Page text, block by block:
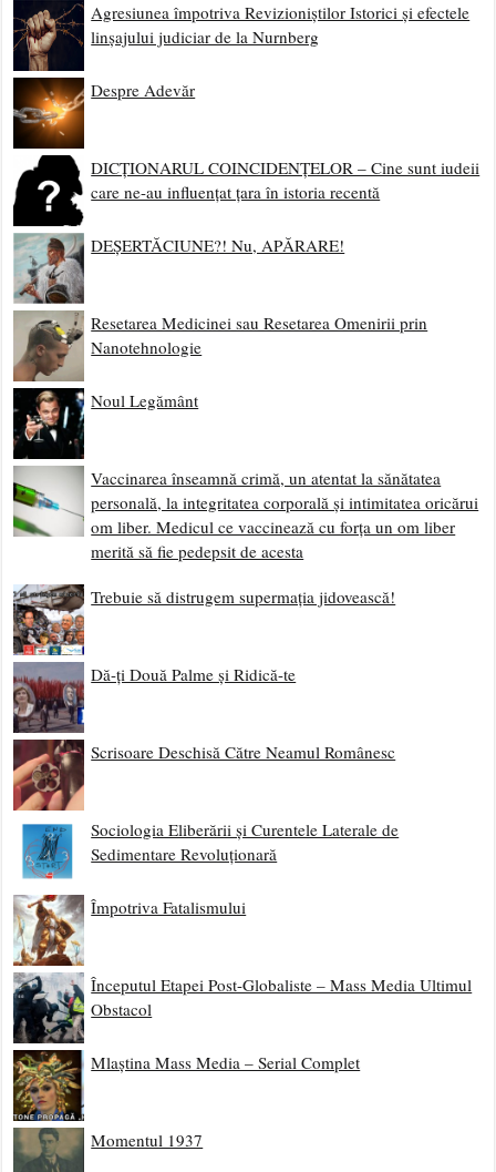
Agresiunea împotriva Revizioniștilor Istorici și efectele
linșajului judiciar de la Nurnberg
Despre Adevăr
DICȚIONARUL COINCIDENȚELOR – Cine sunt iudeii
care ne-au influențat țara în istoria recentă
DEȘERTĂCIUNE?! Nu, APĂRARE!
Resetarea Medicinei sau Resetarea Omenirii prin
Nanotehnologie
Noul Legământ
Vaccinarea înseamnă crimă, un atentat la sănătatea
personală, la integritatea corporală și intimitatea oricărui
om liber. Medicul ce vaccinează cu forța un om liber
merită să fie pedepsit de acesta
Trebuie să distrugem supermația jidovească!
Dă-ți Două Palme și Ridică-te
Scrisoare Deschisă Către Neamul Românesc
Sociologia Eliberării și Curentele Laterale de
Sedimentare Revoluționară
Împotriva Fatalismului
Începutul Etapei Post-Globaliste – Mass Media Ultimul
Obstacol
Mlaștina Mass Media – Serial Complet
Momentul 1937